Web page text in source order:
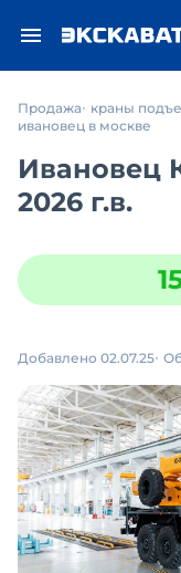
Продажа краны
ивановец в москве
Ивановец
2026 г.в.
Добавлено 02.07.25